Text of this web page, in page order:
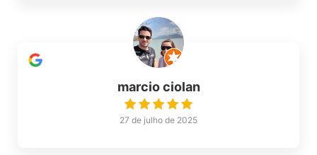
marcio ciolan
27 de julho de 2025